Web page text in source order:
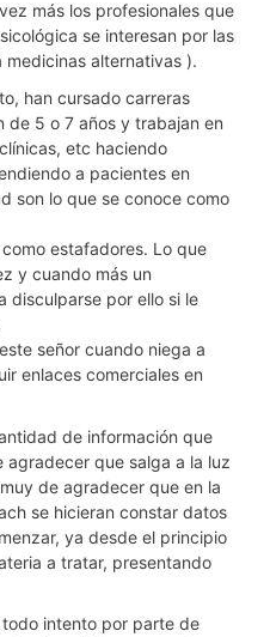
más los profesionales que
se interesan por las
alternativas ).
han cursado carreras
de 5 o 7 años y trabajan en
etc haciendo
a pacientes en
son lo que se conoce como
estafadores. Lo que
y cuando más un
disculparse por ello si le
señor cuando niega a
enlaces comerciales en
de información que
agradecer que salga a la luz
de agradecer que en la
se hicieran constar datos
ya desde el principio
a tratar, presentando
intento por parte de